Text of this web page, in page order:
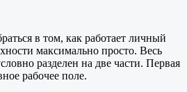
в том, как работает личный
максимально просто. Весь
разделен на две части. Первая
рабочее поле.